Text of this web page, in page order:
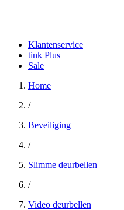
Klantenservice
tink Plus
Sale
Home
/
Beveiliging
/
Slimme deurbellen
/
Video deurbellen